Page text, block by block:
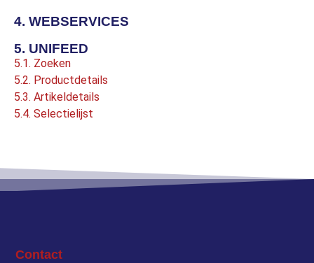
4. WEBSERVICES
5. UNIFEED
5.1. Zoeken
5.2. Productdetails
5.3. Artikeldetails
5.4. Selectielijst
Contact